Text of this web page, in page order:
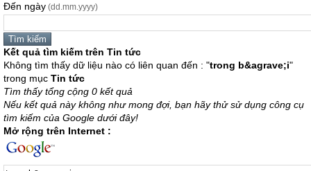
Đến ngày (dd.mm.yyyy)
Kết quả tìm kiếm trên Tin tức
Không tìm thấy dữ liệu nào có liên quan đến : "trong b&agrave;i"
trong mục Tin tức
Tìm thấy tổng cộng 0 kết quả
Nếu kết quả này không như mong đợi, bạn hãy thử sử dụng công cụ
tìm kiếm của Google dưới đây!
Mở rộng trên Internet :